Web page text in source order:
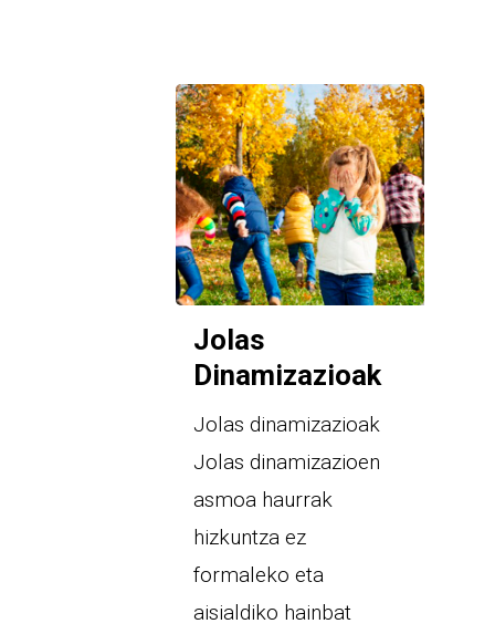
Jolas
Dinamizazioak
Jolas dinamizazioak
Jolas dinamizazioen
asmoa haurrak
hizkuntza ez
formaleko eta
aisialdiko hainbat